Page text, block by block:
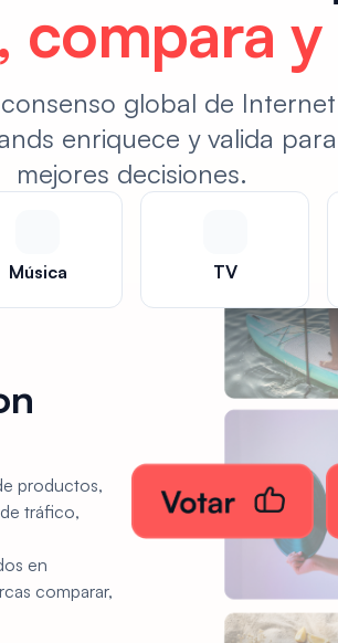
compara
global de
enriquece y valida
mejores decisiones.
Música TV
productos,
tráfico,
en
comparar,